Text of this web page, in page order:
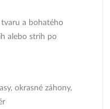
a bohatého
alebo strih po
okrasné záhony,